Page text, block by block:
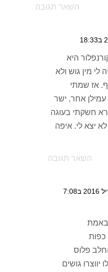
השאר תגובה
היא
לי מין גוש ולא
אז שמתי
אחר, ישר
חשקתי בעוגה
יצא לי. איפה
השאר תגובה
באמת
מפנקת, הכמות היא 7 כפות
פלוס
יווצרו גושים